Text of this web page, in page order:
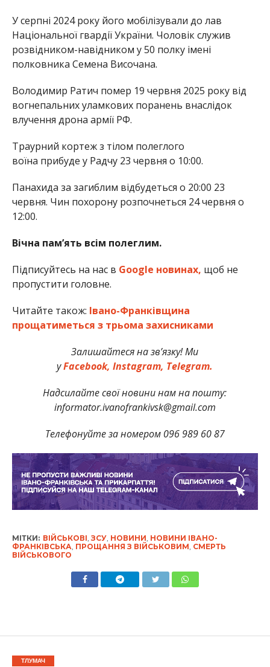
У серпні 2024 року його мобілізували до лав
Національної гвардії України. Чоловік служив
розвідником-навідником у 50 полку імені
полковника Семена Височана.
Володимир Ратич помер 19 червня 2025 року від
вогнепальних уламкових поранень внаслідок
влучення дрона армії РФ.
Траурний кортеж з тілом полеглого
воїна прибуде у Радчу 23 червня о 10:00.
Панахида за загиблим відбудеться о 20:00 23
червня. Чин похорону розпочнеться 24 червня о
12:00.
Вічна пам’ять всім полеглим.
Підписуйтесь на нас в Google новинах, щоб не
пропустити головне.
Читайте також: Івано-Франківщина
прощатиметься з трьома захисниками
Залишайтеся на зв’язку! Ми
уFacebook, Instagram, Telegram.
Надсилайте свої новини нам на пошту:
informator.ivanofrankivsk@gmail.com
Телефонуйте за номером 096 989 60 87
МІТКИ: ВІЙСЬКОВІ ЗСУ, НОВИНИ НОВИНИ ІВАНО-
ФРАНКІВСЬКА ПРОЩАННЯ З ВІЙСЬКОВИМ СМЕРТЬ
ВІЙСЬКОВОГО
ТЛУМАЧ